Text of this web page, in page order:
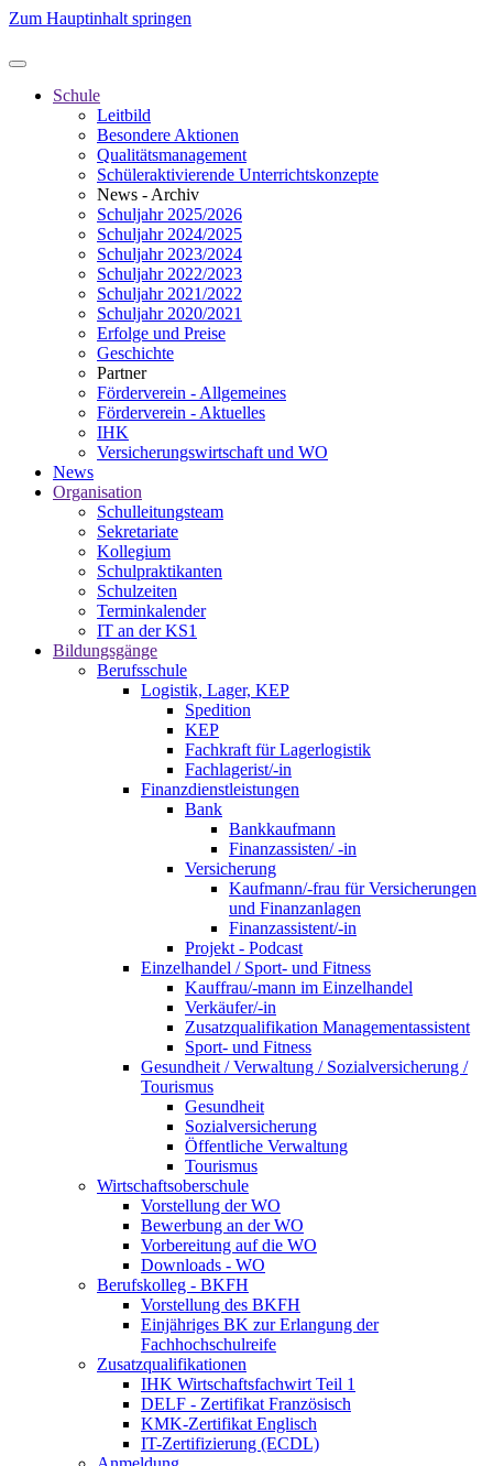
Zum Hauptinhalt springen
Schule
Leitbild
Besondere Aktionen
Qualitätsmanagement
Schüleraktivierende Unterrichtskonzepte
News - Archiv
Schuljahr 2025/2026
Schuljahr 2024/2025
Schuljahr 2023/2024
Schuljahr 2022/2023
Schuljahr 2021/2022
Schuljahr 2020/2021
Erfolge und Preise
Geschichte
Partner
Förderverein - Allgemeines
Förderverein - Aktuelles
IHK
Versicherungswirtschaft und WO
News
Organisation
Schulleitungsteam
Sekretariate
Kollegium
Schulpraktikanten
Schulzeiten
Terminkalender
IT an der KS1
Bildungsgänge
Berufsschule
Logistik, Lager, KEP
Spedition
KEP
Fachkraft für Lagerlogistik
Fachlagerist/-in
Finanzdienstleistungen
Bank
Bankkaufmann
Finanzassisten/ -in
Versicherung
Kaufmann/-frau für Versicherungen
und Finanzanlagen
Finanzassistent/-in
Projekt - Podcast
Einzelhandel / Sport- und Fitness
Kauffrau/-mann im Einzelhandel
Verkäufer/-in
Zusatzqualifikation Managementassistent
Sport- und Fitness
Gesundheit / Verwaltung / Sozialversicherung /
Tourismus
Gesundheit
Sozialversicherung
Öffentliche Verwaltung
Tourismus
Wirtschaftsoberschule
Vorstellung der WO
Bewerbung an der WO
Vorbereitung auf die WO
Downloads - WO
Berufskolleg - BKFH
Vorstellung des BKFH
Einjähriges BK zur Erlangung der
Fachhochschulreife
Zusatzqualifikationen
IHK Wirtschaftsfachwirt Teil 1
DELF - Zertifikat Französisch
KMK-Zertifikat Englisch
IT-Zertifizierung (ECDL)